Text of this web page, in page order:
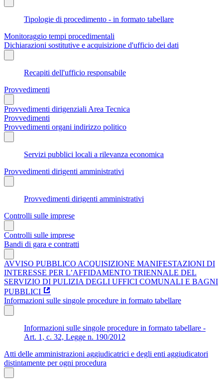
Tipologie di procedimento - in formato tabellare
Monitoraggio tempi procedimentali
Dichiarazioni sostitutive e acquisizione d'ufficio dei dati
Recapiti dell'ufficio responsabile
Provvedimenti
Provvedimenti dirigenziali Area Tecnica
Provvedimenti
Provvedimenti organi indirizzo politico
Servizi pubblici locali a rilevanza economica
Provvedimenti dirigenti amministrativi
Provvedimenti dirigenti amministrativi
Controlli sulle imprese
Controlli sulle imprese
Bandi di gara e contratti
AVVISO PUBBLICO ACQUISIZIONE MANIFESTAZIONI DI
INTERESSE PER L’AFFIDAMENTO TRIENNALE DEL
SERVIZIO DI PULIZIA DEGLI UFFICI COMUNALI E BAGNI
PUBBLICI
Informazioni sulle singole procedure in formato tabellare
Informazioni sulle singole procedure in formato tabellare -
Art. 1, c. 32, Legge n. 190/2012
Atti delle amministrazioni aggiudicatrici e degli enti aggiudicatori
distintamente per ogni procedura